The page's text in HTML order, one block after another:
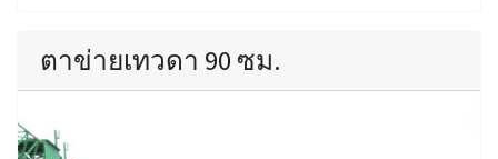
ตาข่ายเทวดา 90 ซม.